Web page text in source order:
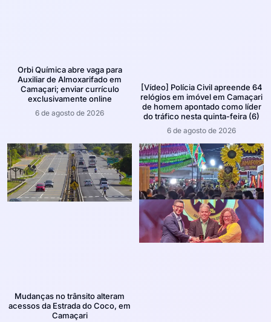
Orbi Química abre vaga para
Auxiliar de Almoxarifado em
Camaçari; enviar currículo
exclusivamente online
6 de agosto de 2026
[Vídeo] Polícia Civil apreende 64
relógios em imóvel em Camaçari
de homem apontado como líder
do tráfico nesta quinta-feira (6)
6 de agosto de 2026
Mudanças no trânsito alteram
acessos da Estrada do Coco, em
Camaçari